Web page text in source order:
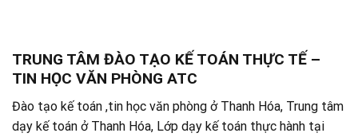
TRUNG TÂM ĐÀO TẠO KẾ TOÁN THỰC TẾ –
TIN HỌC VĂN PHÒNG ATC
Đào tạo kế toán ,tin học văn phòng ở Thanh Hóa, Trung tâm
dạy kế toán ở Thanh Hóa, Lớp dạy kế toán thực hành tại